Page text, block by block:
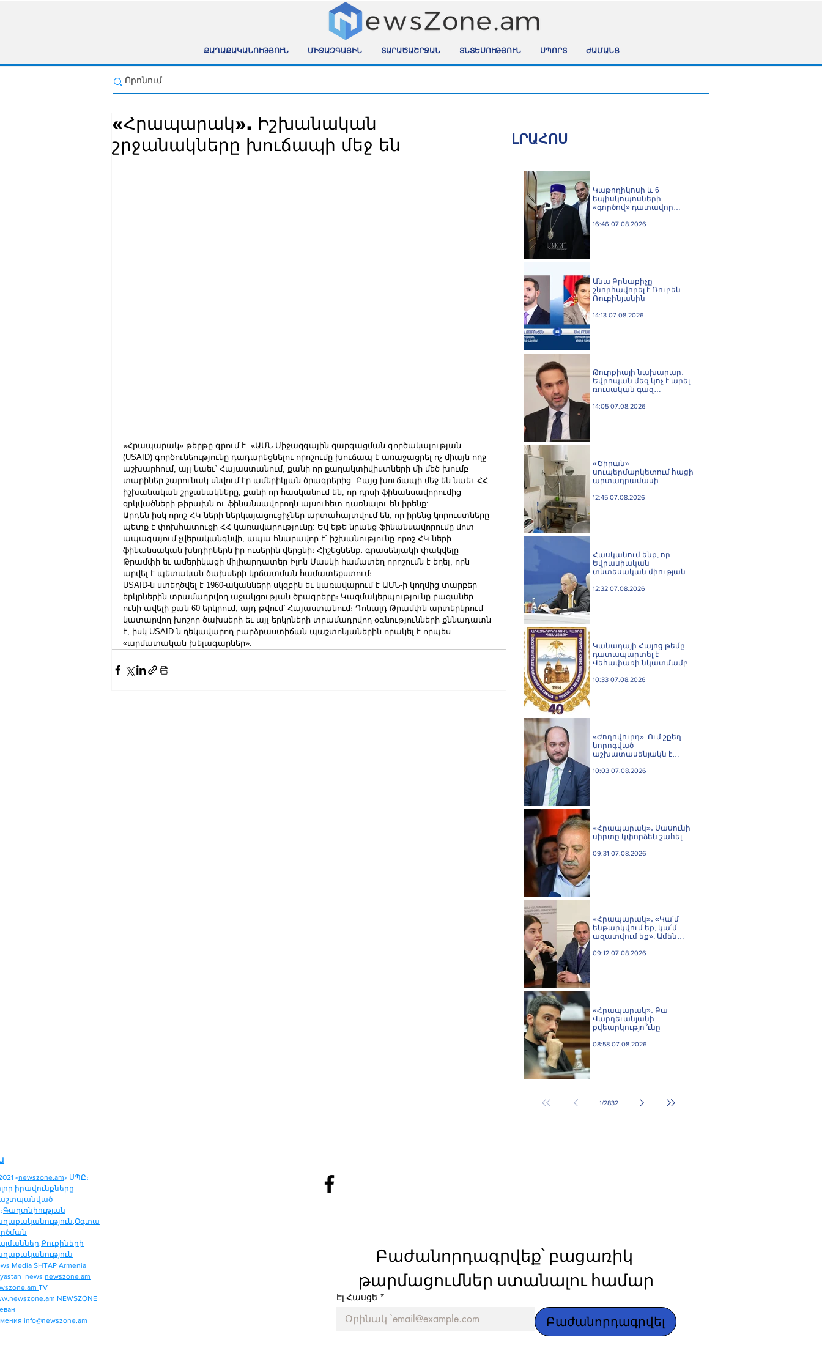
ՔԱՂԱՔԱԿԱՆՈՒԹՅՈՒՆ ՄԻՋԱԶԳԱՅԻՆ ՏԱՐԱԾԱՇՐՋԱՆ ՏՆՏԵՍՈՒԹՅՈՒՆ ՍՊՈՐՏ ԺԱՄԱՆՑ
«Հրապարակ». Իշխանական
շրջանակները խուճապի մեջ են
«Հրապարակ» թերթը գրում է. «ԱՄՆ Միջազգային զարգացման գործակալության
(USAID) գործունեությունը դադարեցնելու որոշումը խուճապ է առաջացրել ոչ միայն ողջ
աշխարհում, այլ նաեւ՝ Հայաստանում, քանի որ քաղակտիվիստների մի մեծ խումբ
տարիներ շարունակ սնվում էր ամերիկյան ծրագրերից: Բայց խուճապի մեջ են նաեւ ՀՀ
իշխանական շրջանակները, քանի որ հասկանում են, որ դրսի ֆինանսավորումից
զրկվածների թիրախն ու ֆինանսավորողն այսուհետ դառնալու են իրենք:
Արդեն իսկ որոշ ՀԿ-ների ներկայացուցիչներ արտահայտվում են, որ իրենց կորուստները
պետք է փոխհատուցի ՀՀ կառավարությունը: Եվ եթե նրանց ֆինանսավորումը մոտ
ապագայում չվերականգնվի, ապա հնարավոր է՝ իշխանությունը որոշ ՀԿ-ների
ֆինանսական խնդիրներն իր ուսերին վերցնի։ Հիշեցնենք․ գրասենյակի փակվելը
Թրամփի եւ ամերիկացի միլիարդատեր Իլոն Մասկի համատեղ որոշումն է եղել, որն
արվել է պետական ծախսերի կրճատման համատեքստում։
USAID-ն ստեղծվել է 1960-ականների սկզբին եւ կառավարում է ԱՄՆ-ի կողմից տարբեր
երկրներին տրամադրվող աջակցության ծրագրերը։ Կազմակերպությունը բազաներ
ունի ավելի քան 60 երկրում, այդ թվում՝ Հայաստանում։ Դոնալդ Թրամփն արտերկրում
կատարվող խոշոր ծախսերի եւ այլ երկրների տրամադրվող օգնությունների քննադատն
է, իսկ USAID-ն ղեկավարող բարձրաստիճան պաշտոնյաներին որակել է որպես
«արմատական խելագարներ»:
ԼՐԱՀՈՍ
️Կաթողիկոսի և 6
եպիսկոպոսների
«գործով» դատավոր
ինքնաբացարկ հայտնեց
16:46 07.08.2026
Անա Բրնաբիչը
շնորհավորել է Ռուբեն
Ռուբինյանին
14:13 07.08.2026
Թուրքիայի նախարար․
Եվրոպան մեզ կոչ է արել
ռուսական գազ
14:05 07.08.2026
«Ծիրան»
սուպերմարկետում հացի
արտադրամասի
կասեցվել է
12:45 07.08.2026
Հասկանում ենք, որ
Եվրասիական
տնտեսական միությանը
միաժամանակյա
12:32 07.08.2026
Կանադայի Հայոց թեմը
դատապարտել է
Վեհափառի նկատմամբ
10:33 07.08.2026
«Ժողովուրդ». Ում շքեղ
նորոգված
աշխատասենյակն է
Հարությունյանին
10:03 07.08.2026
«Հրապարակ»․ Սասունի
սիրտը կփորձեն շահել
09:31 07.08.2026
«Հրապարակ»․ «Կա՛մ
ենթարկվում եք, կա՛մ
ազատվում եք». Ամեն
«ցար ի բոգ է» իրեն զգում
09:12 07.08.2026
«Հրապարակ»․ Բա
Վարդեւանյանի
քվեարկությո՞ւնը
08:58 07.08.2026
1/2832
«newszone.am» ՍՊԸ։
իրավունքները
Գաղտնիության
,Օգտա
,Քուքիների
Media SHTAP Armenia
news newszone.am
TV
NEWSZONE
info@newszone.am
Բաժանորդագրվեք՝ բացառիկ
թարմացումներ ստանալու համար
Էլ-Հասցե *
Բաժանորդագրվել